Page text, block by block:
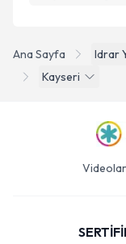
Ana Sayfa
Idrar
Kayseri
Videolar